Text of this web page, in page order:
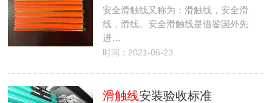
安全滑触线又称为：滑触线，安全滑
线，滑线。安全滑触线是借鉴国外先
进…
时间：2021-06-23
滑触线安装验收标准